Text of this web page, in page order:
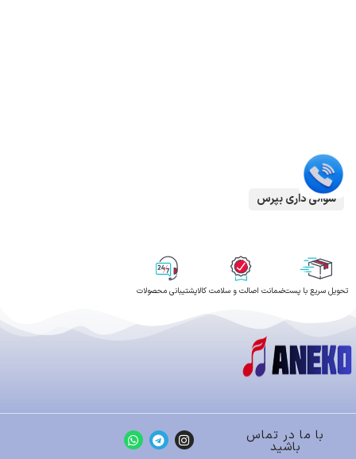
سوالی داری بپرس
تحویل سریع با پستضمانت اصالت و سلامت کالاپشتیبانی محصولات
با ما در تماس
باشید